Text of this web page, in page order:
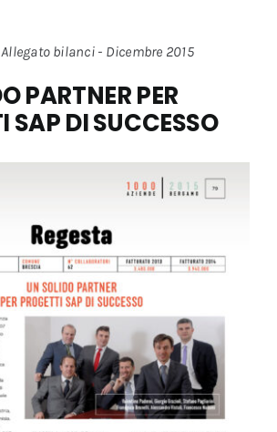
bilanci - Dicembre 2015
PARTNER PER
SAP DI SUCCESSO